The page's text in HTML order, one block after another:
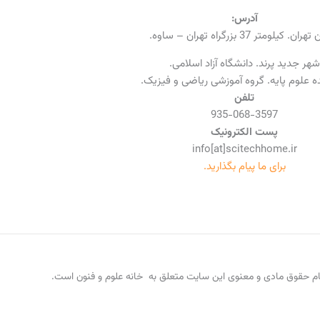
آدرس:
کیلومتر 37 بزرگراه تهران – ساوه.
شهر جدید پرند. دانشگاه آزاد اسلامی.
علوم پایه. گروه آموزشی ریاضی و فیزیک.
تلفن
935-068-3597
پست الکترونیک
info[at]scitechhome.ir
برای ما پیام بگذارید.
حقوق مادی و معنوی این سایت متعلق به خانه علوم و فنون است.